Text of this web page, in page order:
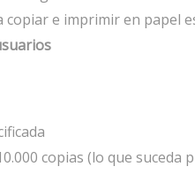
copiar e imprimir en papel
copias (lo que